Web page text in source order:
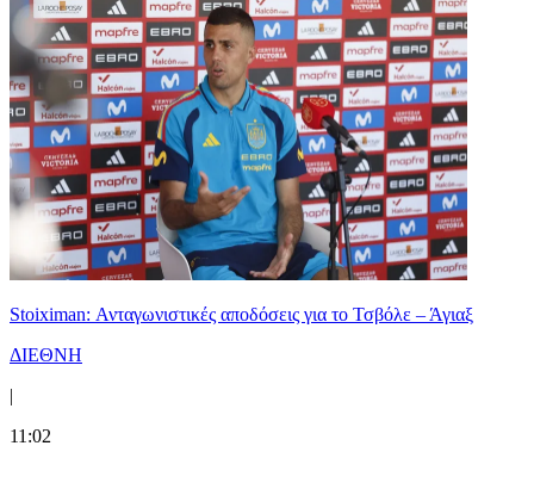
Stoiximan: Ανταγωνιστικές αποδόσεις για το Τσβόλε – Άγιαξ
ΔΙΕΘΝΗ
|
11:02